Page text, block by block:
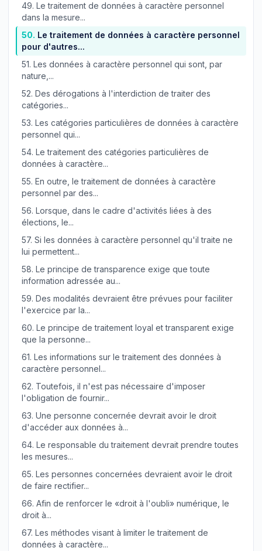
49. Le traitement de données à caractère personnel
dans la mesure...
50. Le traitement de données à caractère personnel
pour d'autres...
51. Les données à caractère personnel qui sont, par
nature,...
52. Des dérogations à l'interdiction de traiter des
catégories...
53. Les catégories particulières de données à caractère
personnel qui...
54. Le traitement des catégories particulières de
données à caractère...
55. En outre, le traitement de données à caractère
personnel par des...
56. Lorsque, dans le cadre d'activités liées à des
élections, le...
57. Si les données à caractère personnel qu'il traite ne
lui permettent...
58. Le principe de transparence exige que toute
information adressée au...
59. Des modalités devraient être prévues pour faciliter
l'exercice par la...
60. Le principe de traitement loyal et transparent exige
que la personne...
61. Les informations sur le traitement des données à
caractère personnel...
62. Toutefois, il n'est pas nécessaire d'imposer
l'obligation de fournir...
63. Une personne concernée devrait avoir le droit
d'accéder aux données à...
64. Le responsable du traitement devrait prendre toutes
les mesures...
65. Les personnes concernées devraient avoir le droit
de faire rectifier...
66. Afin de renforcer le «droit à l'oubli» numérique, le
droit à...
67. Les méthodes visant à limiter le traitement de
données à caractère...